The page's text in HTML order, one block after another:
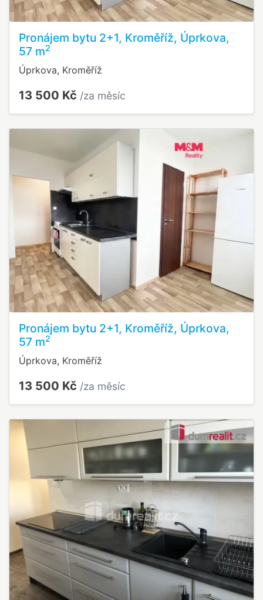
Pronájem bytu 2+1, Kroměříž, Úprkova,
57 m2
Úprkova, Kroměříž
13 500 Kč /za měsíc
Pronájem bytu 2+1, Kroměříž, Úprkova,
57 m2
Úprkova, Kroměříž
13 500 Kč /za měsíc